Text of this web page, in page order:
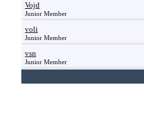
Vojd
Junior Member
voli
Junior Member
vsn
Junior Member